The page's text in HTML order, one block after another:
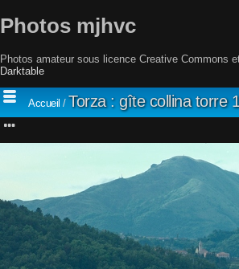
Photos mjhvc
Photos amateur sous licence Creative Commons
Darktable
Accueil / Torza : gîte collina torre 1